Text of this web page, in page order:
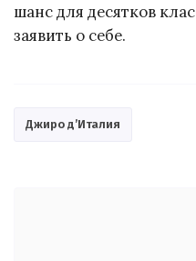
шанс для десятков
заявить о себе.
Джиро д’Италия